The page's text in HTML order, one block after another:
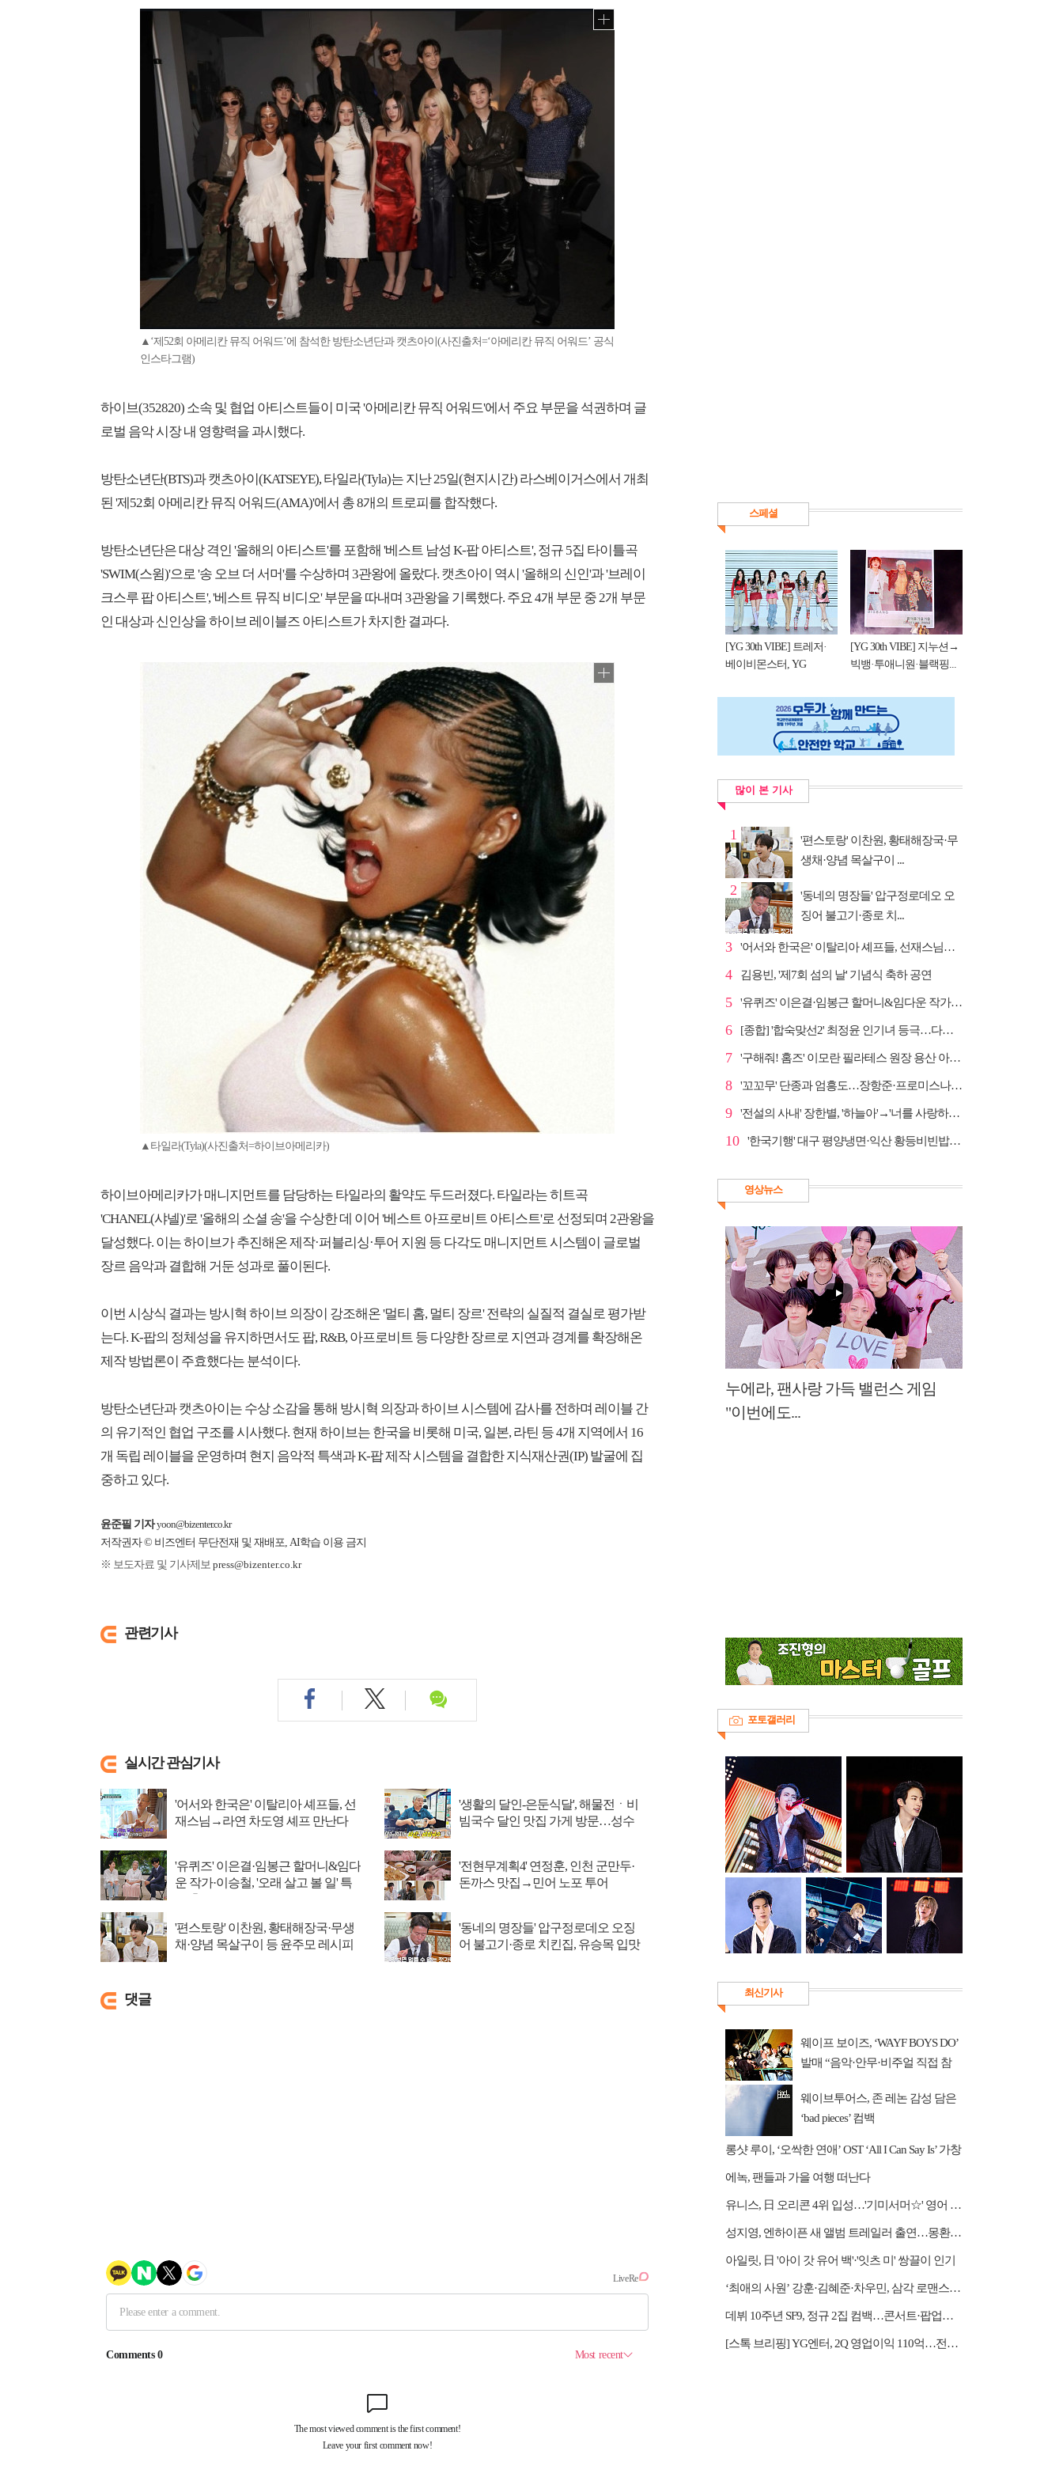
▲‘제52회 아메리칸 뮤직 어워드’에 참석한 방탄소년단과 캣츠아이(사진출처=‘아메리칸 뮤직 어워드’ 공식
인스타그램)
하이브(352820) 소속 및 협업 아티스트들이 미국 '아메리칸 뮤직 어워드'에서 주요 부문을 석권하며 글
로벌 음악 시장 내 영향력을 과시했다.
방탄소년단(BTS)과 캣츠아이(KATSEYE), 타일라(Tyla)는 지난 25일(현지시간) 라스베이거스에서 개최
된 '제52회 아메리칸 뮤직 어워드(AMA)'에서 총 8개의 트로피를 합작했다.
방탄소년단은 대상 격인 '올해의 아티스트'를 포함해 '베스트 남성 K-팝 아티스트', 정규 5집 타이틀곡
'SWIM(스윔)'으로 '송 오브 더 서머'를 수상하며 3관왕에 올랐다. 캣츠아이 역시 '올해의 신인'과 '브레이
크스루 팝 아티스트', '베스트 뮤직 비디오' 부문을 따내며 3관왕을 기록했다. 주요 4개 부문 중 2개 부문
인 대상과 신인상을 하이브 레이블즈 아티스트가 차지한 결과다.
▲타일라(Tyla)(사진출처=하이브아메리카)
하이브아메리카가 매니지먼트를 담당하는 타일라의 활약도 두드러졌다. 타일라는 히트곡
'CHANEL(샤넬)'로 '올해의 소셜 송'을 수상한 데 이어 '베스트 아프로비트 아티스트'로 선정되며 2관왕을
달성했다. 이는 하이브가 추진해온 제작·퍼블리싱·투어 지원 등 다각도 매니지먼트 시스템이 글로벌
장르 음악과 결합해 거둔 성과로 풀이된다.
이번 시상식 결과는 방시혁 하이브 의장이 강조해온 '멀티 홈, 멀티 장르' 전략의 실질적 결실로 평가받
는다. K-팝의 정체성을 유지하면서도 팝, R&B, 아프로비트 등 다양한 장르로 지연과 경계를 확장해온
제작 방법론이 주효했다는 분석이다.
방탄소년단과 캣츠아이는 수상 소감을 통해 방시혁 의장과 하이브 시스템에 감사를 전하며 레이블 간
의 유기적인 협업 구조를 시사했다. 현재 하이브는 한국을 비롯해 미국, 일본, 라틴 등 4개 지역에서 16
개 독립 레이블을 운영하며 현지 음악적 특색과 K-팝 제작 시스템을 결합한 지식재산권(IP) 발굴에 집
중하고 있다.
윤준필 기자 yoon@bizenter.co.kr
저작권자 © 비즈엔터 무단전재 및 재배포, AI학습 이용 금지
※ 보도자료 및 기사제보 press@bizenter.co.kr
관련기사
실시간 관심기사
'어서와 한국은' 이탈리아 셰프들, 선
재스님→라연 차도영 셰프 만난다
'생활의 달인-은둔식달', 해물전ㆍ비
빔국수 달인 맛집 가게 방문…성수
'유퀴즈' 이은결·임봉근 할머니&임다
운 작가·이승철, '오래 살고 볼 일' 특
'전현무계획4' 연정훈, 인천 군만두·
돈까스 맛집→민어 노포 투어
'편스토랑' 이찬원, 황태해장국·무생
채·양념 목살구이 등 윤주모 레시피
'동네의 명장들' 압구정로데오 오징
어 불고기·종로 치킨집, 유승목 입맛
댓글
스페셜
[YG 30th VIBE] 트레저·
베이비몬스터, YG
[YG 30th VIBE] 지누션→
빅뱅·투애니원·블랙핑...
많이 본 기사
1
'편스토랑' 이찬원, 황태해장국·무
생채·양념 목살구이 ...
2
'동네의 명장들' 압구정로데오 오
징어 불고기·종로 치...
3 '어서와 한국은' 이탈리아 셰프들, 선재스님→라연 차도...
4 김용빈, '제7회 섬의 날' 기념식 축하 공연
5 '유퀴즈' 이은결·임봉근 할머니&임다운 작가·이승철, '...
6 [종합] '합숙맞선2' 최정윤 인기녀 등극…다음주 마지막...
7 '구해줘! 홈즈' 이모란 필라테스 원장 용산 아파트 방...
8 '꼬꼬무' 단종과 엄흥도…장항준·프로미스나인 이채영·...
9 '전설의 사내' 장한별, '하늘아'→'너를 사랑하고도' 명...
10 '한국기행' 대구 평양냉면·익산 황등비빈밥, 백년 식당...
영상뉴스
누에라, 팬사랑 가득 밸런스 게임
"이번에도...
포토갤러리
최신기사
웨이프 보이즈, ‘WAYF BOYS DO’
발매 “음악·안무·비주얼 직접 참
웨이브투어스, 존 레논 감성 담은
‘bad pieces’ 컴백
롱샷 루이, ‘오싹한 연애’ OST ‘All I Can Say Is’ 가창
에녹, 팬들과 가을 여행 떠난다
유니스, 日 오리콘 4위 입성…'기미서머☆' 영어 버전 발표
성지영, 엔하이픈 새 앨범 트레일러 출연…몽환적 서사 완성
아일릿, 日 '아이 갓 유어 백'·'잇츠 미' 쌍끌이 인기
‘최애의 사원’ 강훈·김혜준·차우민, 삼각 로맨스 강렬한 첫 만남
데뷔 10주년 SF9, 정규 2집 컴백…콘서트·팝업스토어 등 열일 행보
[스톡 브리핑] YG엔터, 2Q 영업이익 110억…전년比 31.2% 증가